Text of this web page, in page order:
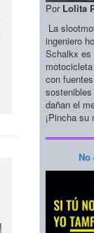
Por Lolita
La
ingeniero
Schalkx es
con
dañan el
¡Pincha su
No